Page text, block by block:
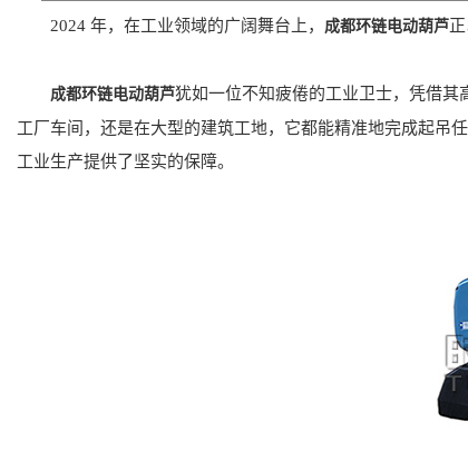
2024 年，在工业领域的广阔舞台上， 成都环链电动葫芦
成都环链电动葫芦犹如一位不知疲倦的工业卫士，凭借
工厂车间，还是在大型的建筑工地，它都能精准地完成起吊
工业生产提供了坚实的保障。